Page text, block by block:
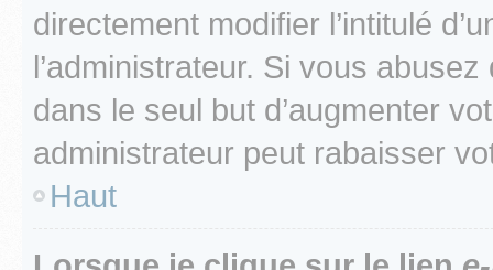
directement modifier l’intitulé
l’administrateur. Si vous
dans le seul but d’augmenter
administrateur peut rabaisser
Haut